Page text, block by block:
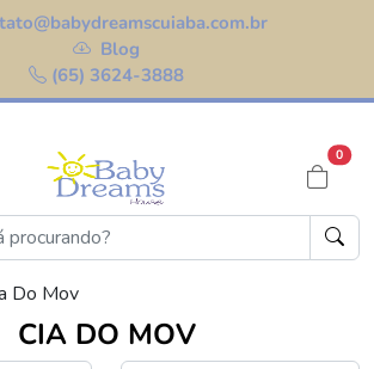
Blog
(65) 3624-3888
0
Do Mov
CIA DO MOV